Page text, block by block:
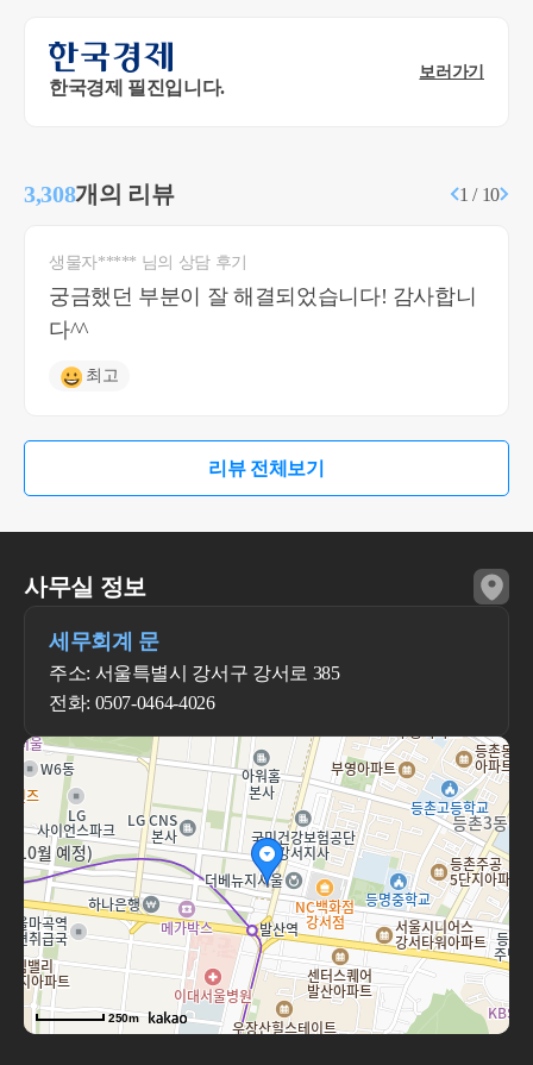
한국경제 필진입니다.
보러가기
3,308개의 리뷰 1 / 10
생물자***** 님의 상담 후기
궁금했던 부분이 잘 해결되었습니다! 감사합니
다^^
최고
리뷰 전체보기
사무실 정보
세무회계 문
주소: 서울특별시 강서구 강서로 385
전화: 0507-0464-4026
250m